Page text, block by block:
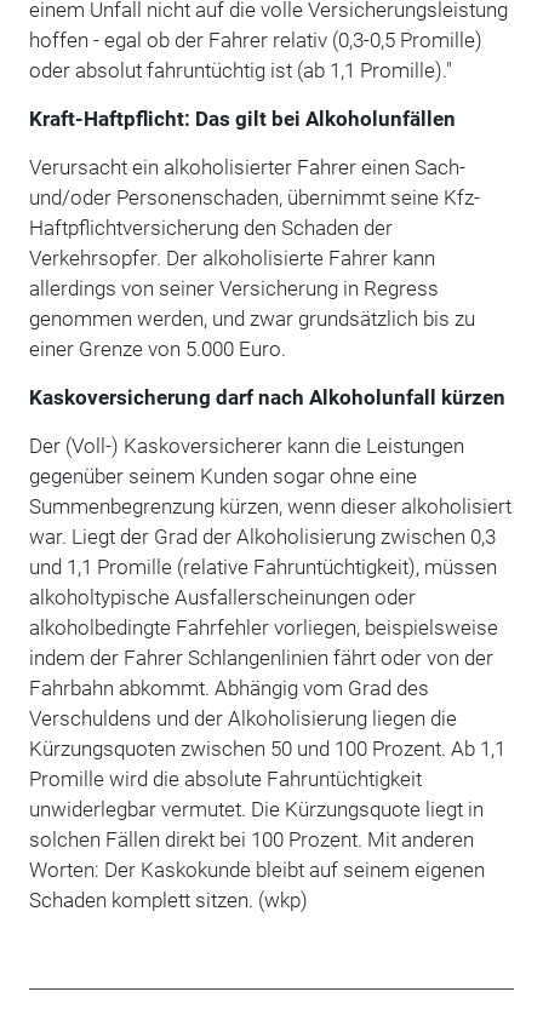
einem Unfall nicht auf die volle Versicherungsleistung
hoffen - egal ob der Fahrer relativ (0,3-0,5 Promille)
oder absolut fahruntüchtig ist (ab 1,1 Promille)."
Kraft-Haftpflicht: Das gilt bei Alkoholunfällen
Verursacht ein alkoholisierter Fahrer einen Sach-
und/oder Personenschaden, übernimmt seine Kfz-
Haftpflichtversicherung den Schaden der
Verkehrsopfer. Der alkoholisierte Fahrer kann
allerdings von seiner Versicherung in Regress
genommen werden, und zwar grundsätzlich bis zu
einer Grenze von 5.000 Euro.
Kaskoversicherung darf nach Alkoholunfall kürzen
Der (Voll-) Kaskoversicherer kann die Leistungen
gegenüber seinem Kunden sogar ohne eine
Summenbegrenzung kürzen, wenn dieser alkoholisiert
war. Liegt der Grad der Alkoholisierung zwischen 0,3
und 1,1 Promille (relative Fahruntüchtigkeit), müssen
alkoholtypische Ausfallerscheinungen oder
alkoholbedingte Fahrfehler vorliegen, beispielsweise
indem der Fahrer Schlangenlinien fährt oder von der
Fahrbahn abkommt. Abhängig vom Grad des
Verschuldens und der Alkoholisierung liegen die
Kürzungsquoten zwischen 50 und 100 Prozent. Ab 1,1
Promille wird die absolute Fahruntüchtigkeit
unwiderlegbar vermutet. Die Kürzungsquote liegt in
solchen Fällen direkt bei 100 Prozent. Mit anderen
Worten: Der Kaskokunde bleibt auf seinem eigenen
Schaden komplett sitzen. (wkp)